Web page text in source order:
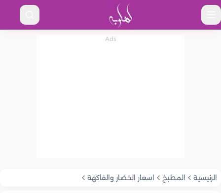
الرئيسية المطبخ اسعار الخضار والفاكهة